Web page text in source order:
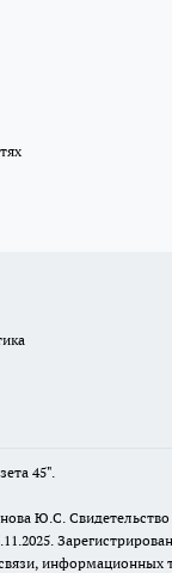
45".
Ю.С.
информационных